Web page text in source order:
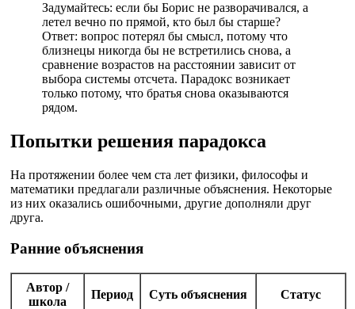
Задумайтесь: если бы Борис не разворачивался, а
летел вечно по прямой, кто был бы старше?
Ответ: вопрос потерял бы смысл, потому что
близнецы никогда бы не встретились снова, а
сравнение возрастов на расстоянии зависит от
выбора системы отсчета. Парадокс возникает
только потому, что братья снова оказываются
рядом.
Попытки решения парадокса
На протяжении более чем ста лет физики, философы и
математики предлагали различные объяснения. Некоторые
из них оказались ошибочными, другие дополняли друг
друга.
Ранние объяснения
Автор /
школа
Период Суть объяснения Статус